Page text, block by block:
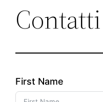
Contatti
First Name